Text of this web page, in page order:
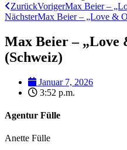
ZurückVorigerMax Beier –
NächsterMax Beier – „Love &
Max Beier – „Love
(Schweiz)
Januar 7, 2026
3:52 p.m.
Agentur Fülle
Anette Fülle